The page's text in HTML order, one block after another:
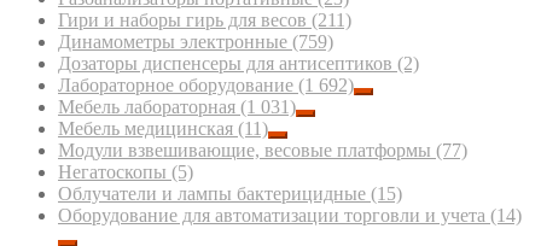
Гири и наборы гирь для весов (211)
Динамометры электронные (759)
Дозаторы диспенсеры для антисептиков (2)
Лабораторное оборудование (1 692)
Мебель лабораторная (1 031)
Мебель медицинская (11)
Модули взвешивающие, весовые платформы (77)
Негатоскопы (5)
Облучатели и лампы бактерицидные (15)
Оборудование для автоматизации торговли и учета (14)